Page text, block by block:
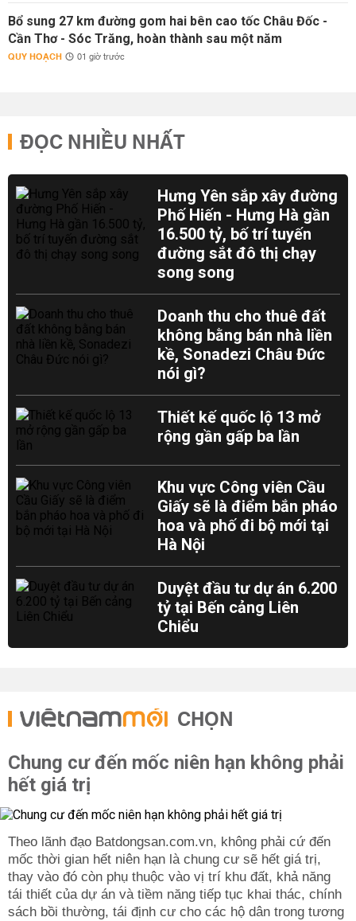
Bổ sung 27 km đường gom hai bên cao tốc Châu Đốc -
Cần Thơ - Sóc Trăng, hoàn thành sau một năm
QUY HOẠCH 01 giờ trước
ĐỌC NHIỀU NHẤT
Hưng Yên sắp xây đường
Phố Hiến - Hưng Hà gần
16.500 tỷ, bố trí tuyến
đường sắt đô thị chạy
song song
Doanh thu cho thuê đất
không bằng bán nhà liền
kề, Sonadezi Châu Đức
nói gì?
Thiết kế quốc lộ 13 mở
rộng gần gấp ba lần
Khu vực Công viên Cầu
Giấy sẽ là điểm bắn pháo
hoa và phố đi bộ mới tại
Hà Nội
Duyệt đầu tư dự án 6.200
tỷ tại Bến cảng Liên
Chiểu
CHỌN
Chung cư đến mốc niên hạn không phải
hết giá trị
Theo lãnh đạo Batdongsan.com.vn, không phải cứ đến
mốc thời gian hết niên hạn là chung cư sẽ hết giá trị,
thay vào đó còn phụ thuộc vào vị trí khu đất, khả năng
tái thiết của dự án và tiềm năng tiếp tục khai thác, chính
sách bồi thường, tái định cư cho các hộ dân trong tương